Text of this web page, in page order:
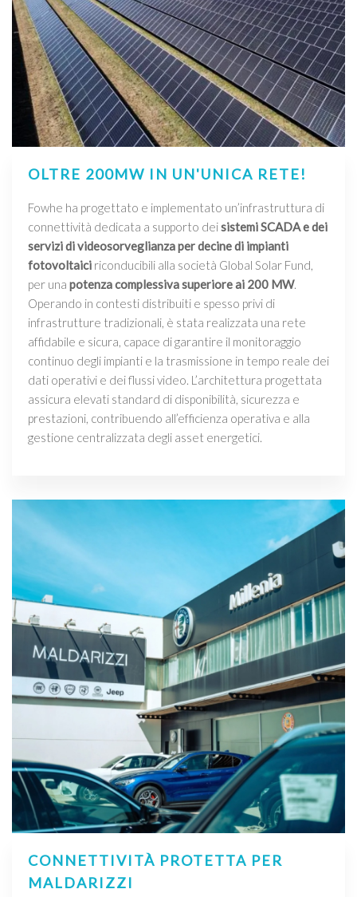
OLTRE 200MW IN UN'UNICA RETE!
Fowhe ha progettato e implementato un’infrastruttura di
connettività dedicata a supporto deisistemi SCADA e dei
servizi di videosorveglianza per decine di impianti
fotovoltaici riconducibili alla società Global Solar Fund,
per una potenza complessiva superiore ai 200 MW.
Operando in contesti distribuiti e spesso privi di
infrastrutture tradizionali, è stata realizzata una rete
affidabile e sicura, capace di garantire il monitoraggio
continuo degli impianti e la trasmissione in tempo reale dei
dati operativi e dei flussi video. L’architettura progettata
assicura elevati standard di disponibilità, sicurezza e
prestazioni, contribuendo all’efficienza operativa e alla
gestione centralizzata degli asset energetici.
CONNETTIVITÀ PROTETTA PER
MALDARIZZI